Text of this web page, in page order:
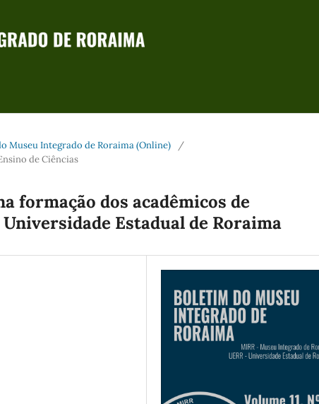
Museu Integrado de Roraima (Online)
/
de Ciências
formação dos acadêmicos de
Estadual de Roraima